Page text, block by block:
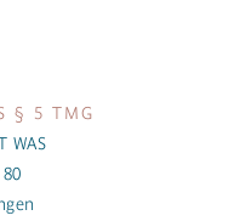
§ 5 TMG
WAS